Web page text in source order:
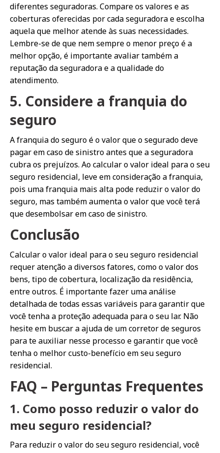
diferentes seguradoras. Compare os valores e as
coberturas oferecidas por cada seguradora e escolha
aquela que melhor atende às suas necessidades.
Lembre-se de que nem sempre o menor preço é a
melhor opção, é importante avaliar também a
reputação da seguradora e a qualidade do
atendimento.
5. Considere a franquia do
seguro
A franquia do seguro é o valor que o segurado deve
pagar em caso de sinistro antes que a seguradora
cubra os prejuízos. Ao calcular o valor ideal para o seu
seguro residencial, leve em consideração a franquia,
pois uma franquia mais alta pode reduzir o valor do
seguro, mas também aumenta o valor que você terá
que desembolsar em caso de sinistro.
Conclusão
Calcular o valor ideal para o seu seguro residencial
requer atenção a diversos fatores, como o valor dos
bens, tipo de cobertura, localização da residência,
entre outros. É importante fazer uma análise
detalhada de todas essas variáveis para garantir que
você tenha a proteção adequada para o seu lar. Não
hesite em buscar a ajuda de um corretor de seguros
para te auxiliar nesse processo e garantir que você
tenha o melhor custo-benefício em seu seguro
residencial.
FAQ – Perguntas Frequentes
1. Como posso reduzir o valor do
meu seguro residencial?
Para reduzir o valor do seu seguro residencial, você